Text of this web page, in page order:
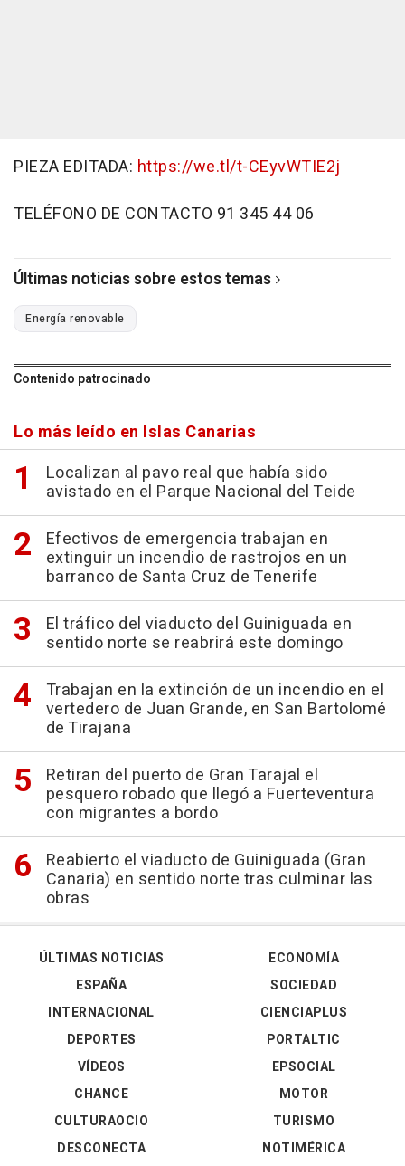
PIEZA EDITADA: https://we.tl/t-CEyvWTIE2j
TELÉFONO DE CONTACTO 91 345 44 06
Últimas noticias sobre estos temas
Energía renovable
Contenido patrocinado
Lo más leído en Islas Canarias
Localizan al pavo real que había sido
avistado en el Parque Nacional del Teide
Efectivos de emergencia trabajan en
extinguir un incendio de rastrojos en un
barranco de Santa Cruz de Tenerife
El tráfico del viaducto del Guiniguada en
sentido norte se reabrirá este domingo
Trabajan en la extinción de un incendio en el
vertedero de Juan Grande, en San Bartolomé
de Tirajana
Retiran del puerto de Gran Tarajal el
pesquero robado que llegó a Fuerteventura
con migrantes a bordo
Reabierto el viaducto de Guiniguada (Gran
Canaria) en sentido norte tras culminar las
obras
ÚLTIMAS NOTICIAS
ESPAÑA
INTERNACIONAL
DEPORTES
VÍDEOS
ECONOMÍA
SOCIEDAD
CIENCIAPLUS
PORTALTIC
EPSOCIAL
CHANCE
CULTURAOCIO
DESCONECTA
MOTOR
TURISMO
NOTIMÉRICA